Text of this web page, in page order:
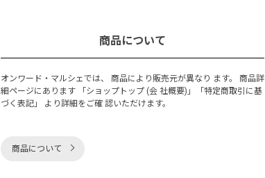
商品について
オンワード・マルシェでは、 商品により販売元が異なり ます。 商品詳
細ページにあります 「ショップトップ (会 社概要)」「特定商取引に基
づく表記」 より詳細をご確 認いただけます。
商品について